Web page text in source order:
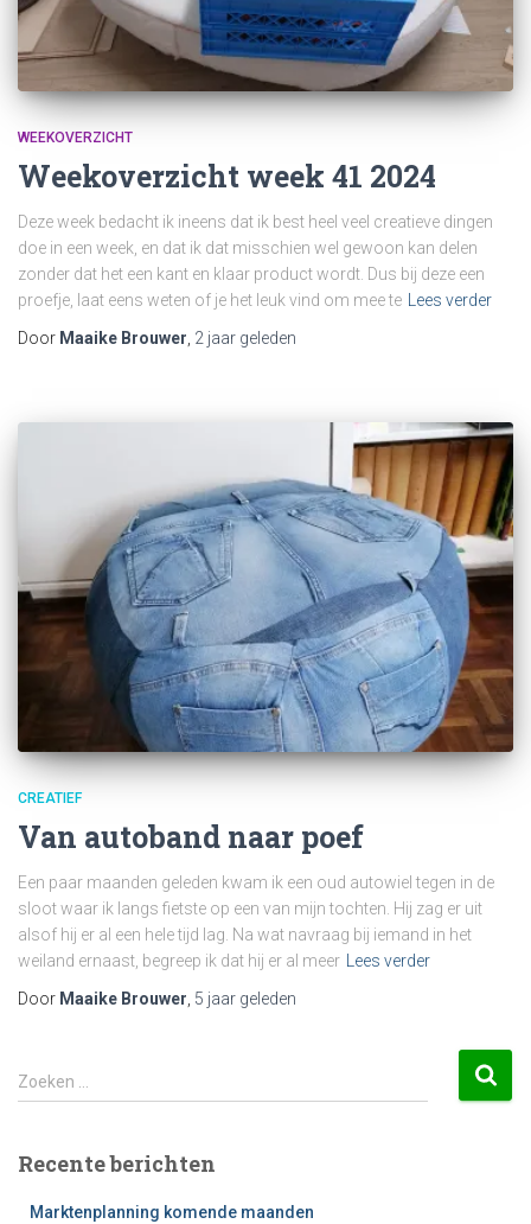
WEEKOVERZICHT
Weekoverzicht week 41 2024
Deze week bedacht ik ineens dat ik best heel veel creatieve dingen
doe in een week, en dat ik dat misschien wel gewoon kan delen
zonder dat het een kant en klaar product wordt. Dus bij deze een
proefje, laat eens weten of je het leuk vind om mee te
Lees verder
Door Maaike Brouwer 2 jaar geleden
CREATIEF
Van autoband naar poef
Een paar maanden geleden kwam ik een oud autowiel tegen in de
sloot waar ik langs fietste op een van mijn tochten. Hij zag er uit
alsof hij er al een hele tijd lag. Na wat navraag bij iemand in het
weiland ernaast, begreep ik dat hij er al meer Lees verder
Door Maaike Brouwer, 5 jaar geleden
Z
o
e
Zoeken …
Recente berichten
Marktenplanning komende maanden